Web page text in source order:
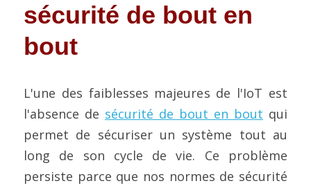
sécurité de bout en
bout
L'une des faiblesses majeures de l'IoT est
l'absence de sécurité de bout en bout qui
permet de sécuriser un système tout au
long de son cycle de vie. Ce problème
persiste parce que nos normes de sécurité